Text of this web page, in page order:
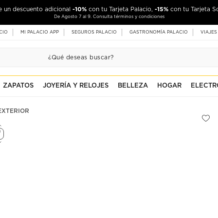
un descuento adicional -10% con tu Tarjeta Palacio, -15% con tu Tarjeta
De Agosto 7 al 9. Consulta términos y condiciones
MI PALACIO APP SEGUROS PALACIO GASTRONOMÍA PALACIO
ZAPATOS JOYERÍA Y RELOJES BELLEZA HOGAR